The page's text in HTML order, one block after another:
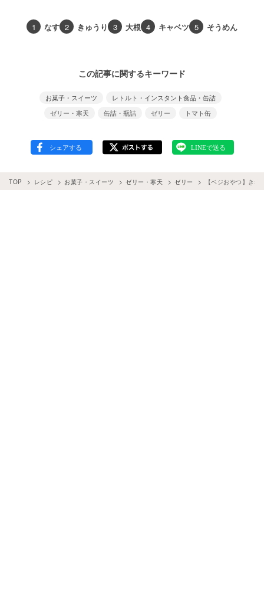
1 なす 2 きゅうり 3 大根 4 キャベツ 5 そうめん
この記事に関するキーワード
お菓子・スイーツ
レトルト・インスタント食品・缶詰
ゼリー・寒天
缶詰・瓶詰 ゼリー トマト缶
TOP レシピ お菓子・スイーツ ゼリー・寒天 ゼリー 【ベジおやつ】き